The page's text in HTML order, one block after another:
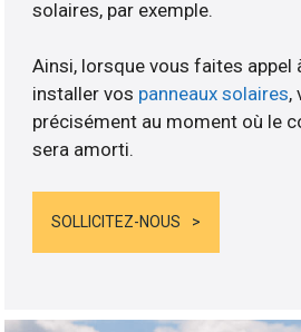
solaires, par exemple.
Ainsi, lorsque vous faites appel
installer vos panneaux solaires,
précisément au moment où le
sera amorti.
SOLLICITEZ-NOUS